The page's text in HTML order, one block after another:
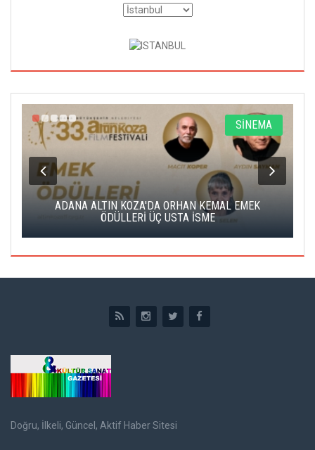
SİNEMA
ADANA ALTIN KOZA'DA ORHAN KEMAL EMEK
ÖDÜLLERİ ÜÇ USTA İSME
Doğru, İlkeli, Güncel, Aktif Haber Sitesi